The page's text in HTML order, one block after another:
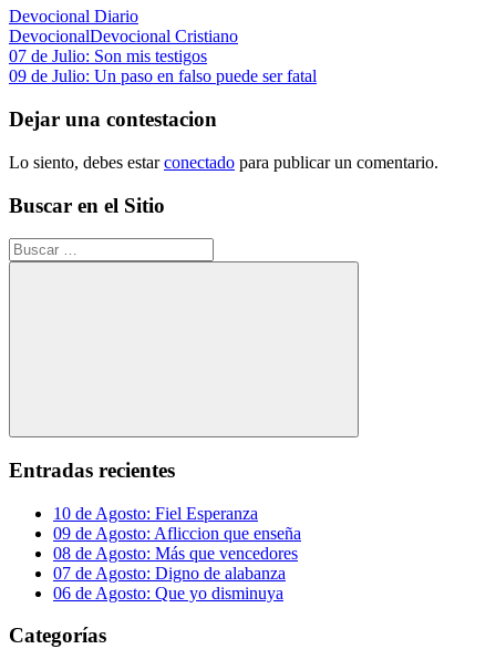
Devocional Diario
DevocionalDevocional Cristiano
Navegación
de
entradas
Entrada
anterior:
07 de Julio: Son mis testigos
Siguiente
09 de Julio: Un paso en falso puede ser fatal
Dejar una contestacion
Lo siento, debes estarconectado para publicar un comentario.
Buscar en el Sitio
Buscar:
Buscar
Entradas recientes
10 de Agosto: Fiel Esperanza
09 de Agosto: Afliccion que enseña
08 de Agosto: Más que vencedores
07 de Agosto: Digno de alabanza
06 de Agosto: Que yo disminuya
Categorías